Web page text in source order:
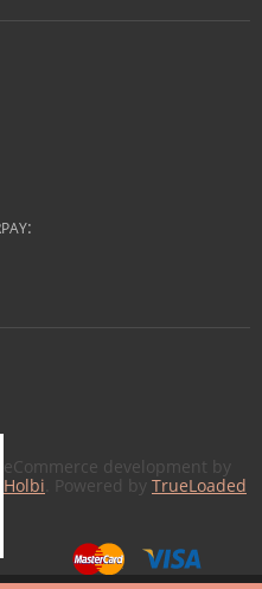
:
eCommerce development by
Holbi . Powered by TrueLoaded